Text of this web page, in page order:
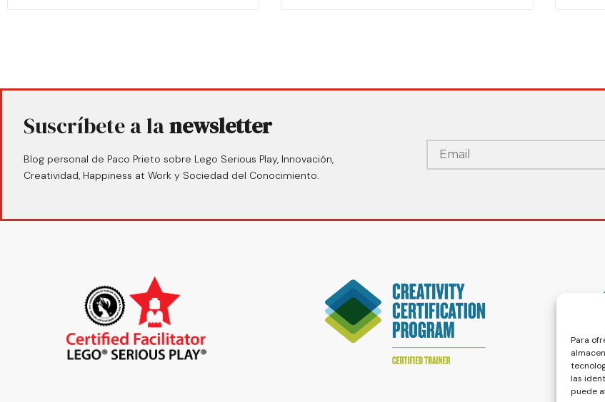
Para
las
puede
Suscríbete a lanewsletter
Blog personal de Paco Prieto sobre Lego Serious Play, Innovación,
Creatividad, Happiness at Work y Sociedad del Conocimiento.